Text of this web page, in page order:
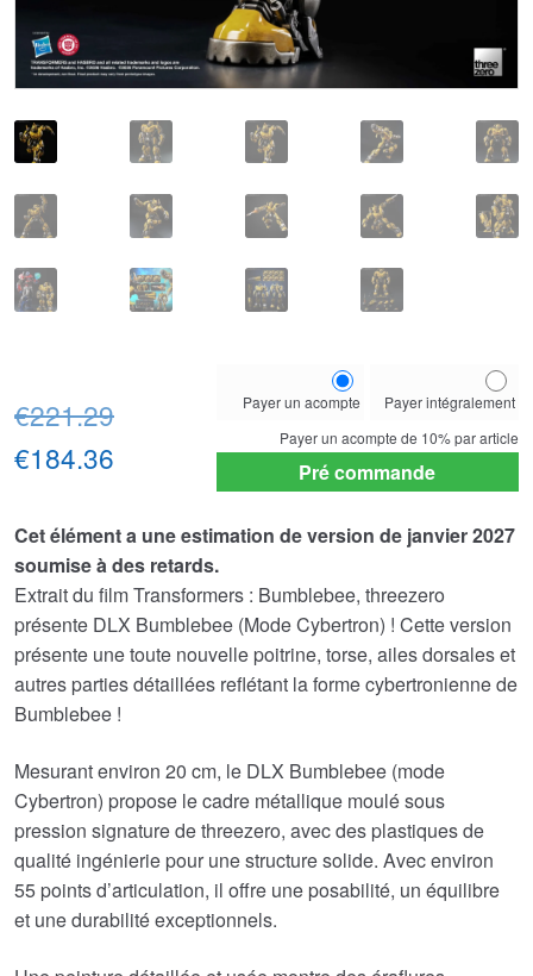
your
payment
Payer un acompte
Payer intégralement
Payer un acompte de 10%par article
Pré commande
€221.29Le
était :
€221.29.
€184.36
actuel
est :
€184.36.
Cet élément a une estimation de version de janvier 2027
soumise à des retards.
Extrait du film Transformers : Bumblebee, threezero
présente DLX Bumblebee (Mode Cybertron) ! Cette version
présente une toute nouvelle poitrine, torse, ailes dorsales et
autres parties détaillées reflétant la forme cybertronienne de
Bumblebee !
Mesurant environ 20 cm, le DLX Bumblebee (mode
Cybertron) propose le cadre métallique moulé sous
pression signature de threezero, avec des plastiques de
qualité ingénierie pour une structure solide. Avec environ
55 points d’articulation, il offre une posabilité, un équilibre
et une durabilité exceptionnels.